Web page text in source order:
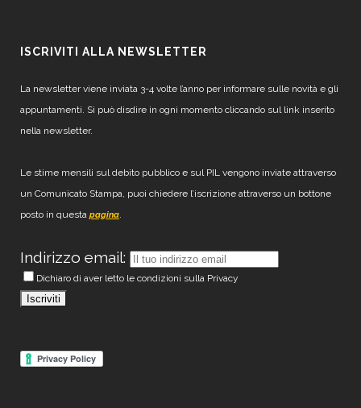
ISCRIVITI ALLA NEWSLETTER
La newsletter viene inviata 3-4 volte l’anno per informare sulle novità e gli
appuntamenti. Si può disdire in ogni momento cliccando sul link inserito
nella newsletter.
Le stime mensili sul debito pubblico e sul PIL vengono inviate attraverso
un Comunicato Stampa, puoi chiedere l’iscrizione attraverso un bottone
posto in questa pagina.
Indirizzo email:
Dichiaro di aver letto le condizioni sulla Privacy